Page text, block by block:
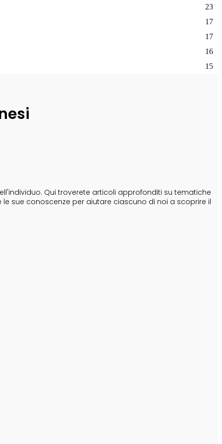
23
17
17
16
15
Qui troverete articoli approfonditi su tematiche
sue conoscenze per aiutare ciascuno di noi a scoprire il